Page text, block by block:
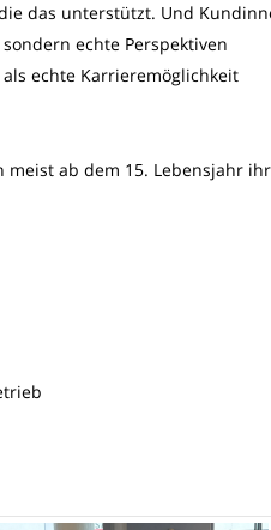
das unterstützt. Und
echte Perspektiven
echte Karrieremöglichkeit
meist ab dem 15. Lebensjahr